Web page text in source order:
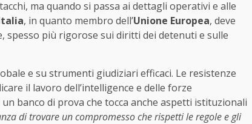
ma quando si passa ai dettagli operativi e alle
, in quanto membro dell’Unione Europea, deve
spesso più rigorose sui diritti dei detenuti e sulle
e su strumenti giudiziari efficaci. Le resistenze
il lavoro dell’intelligence e delle forze
banco di prova che tocca anche aspetti istituzionali
di trovare un compromesso che rispetti le regole e gli